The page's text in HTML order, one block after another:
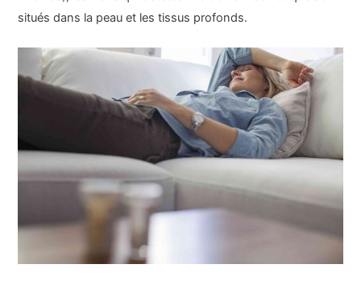
situés dans la peau et les tissus profonds.